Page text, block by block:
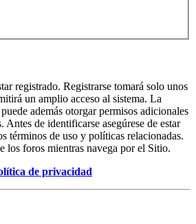
registrado. Registrarse tomará solo unos
un amplio acceso al sistema. La
además otorgar permisos adicionales
Antes de identificarse asegúrese de estar
términos de uso y políticas relacionadas.
los foros mientras navega por el Sitio.
de privacidad